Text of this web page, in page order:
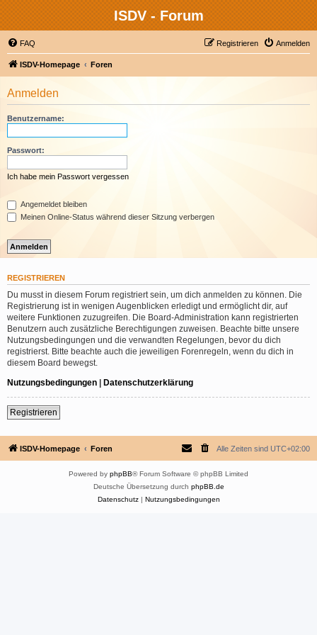
ISDV - Forum
FAQ Anmelden
Registrieren
ISDV-Homepage Foren
Anmelden
Benutzername:
Passwort:
Ich habe mein Passwort vergessen
Angemeldet bleiben
Meinen Online-Status während dieser Sitzung verbergen
REGISTRIEREN
Du musst in diesem Forum registriert sein, um dich anmelden zu können. Die
Registrierung ist in wenigen Augenblicken erledigt und ermöglicht dir, auf
weitere Funktionen zuzugreifen. Die Board-Administration kann registrierten
Benutzern auch zusätzliche Berechtigungen zuweisen. Beachte bitte unsere
Nutzungsbedingungen und die verwandten Regelungen, bevor du dich
registrierst. Bitte beachte auch die jeweiligen Forenregeln, wenn du dich in
diesem Board bewegst.
Nutzungsbedingungen | Datenschutzerklärung
Registrieren
ISDV-Homepage Foren Alle Zeiten sind UTC+02:00
Powered by phpBB® Forum Software © phpBB Limited
Deutsche Übersetzung durch phpBB.de
Datenschutz| Nutzungsbedingungen